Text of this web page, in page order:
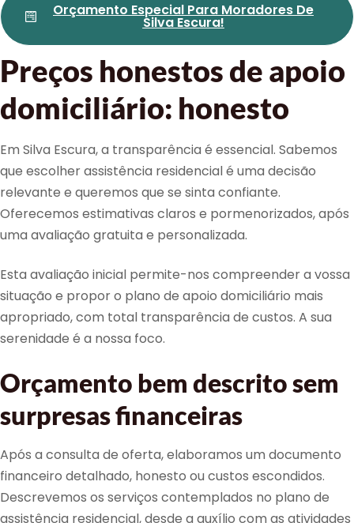
Orçamento Especial Para Moradores De
Silva Escura!
Preços honestos de apoio
domiciliário: honesto
Em Silva Escura, a transparência é essencial. Sabemos
que escolher assistência residencial é uma decisão
relevante e queremos que se sinta confiante.
Oferecemos estimativas claros e pormenorizados, após
uma avaliação gratuita e personalizada.
Esta avaliação inicial permite-nos compreender a vossa
situação e propor o plano de apoio domiciliário mais
apropriado, com total transparência de custos. A sua
serenidade é a nossa foco.
Orçamento bem descrito sem
surpresas financeiras
Após a consulta de oferta, elaboramos um documento
financeiro detalhado, honesto ou custos escondidos.
Descrevemos os serviços contemplados no plano de
assistência residencial, desde a auxílio com as atividades